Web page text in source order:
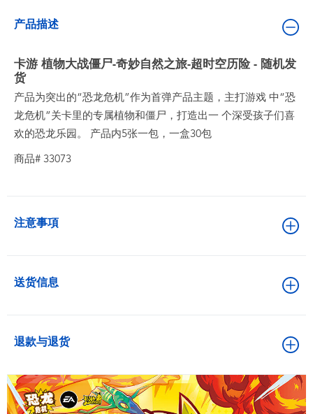
产品描述
卡游 植物大战僵尸-奇妙自然之旅-超时空历险 - 随机发
货
产品为突出的“恐龙危机”作为首弹产品主题，主打游戏 中“恐
龙危机”关卡里的专属植物和僵尸，打造出一 个深受孩子们喜
欢的恐龙乐园。 产品内5张一包，一盒30包
商品# 33073
注意事項
送货信息
退款与退货